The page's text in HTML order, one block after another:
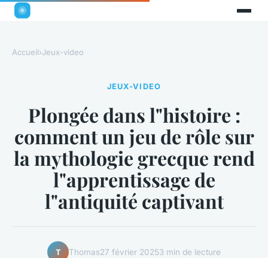
Accueil›Jeux-video
JEUX-VIDEO
Plongée dans l"histoire :
comment un jeu de rôle sur
la mythologie grecque rend
l"apprentissage de
l"antiquité captivant
T Thomas27 février 20253 min de lecture